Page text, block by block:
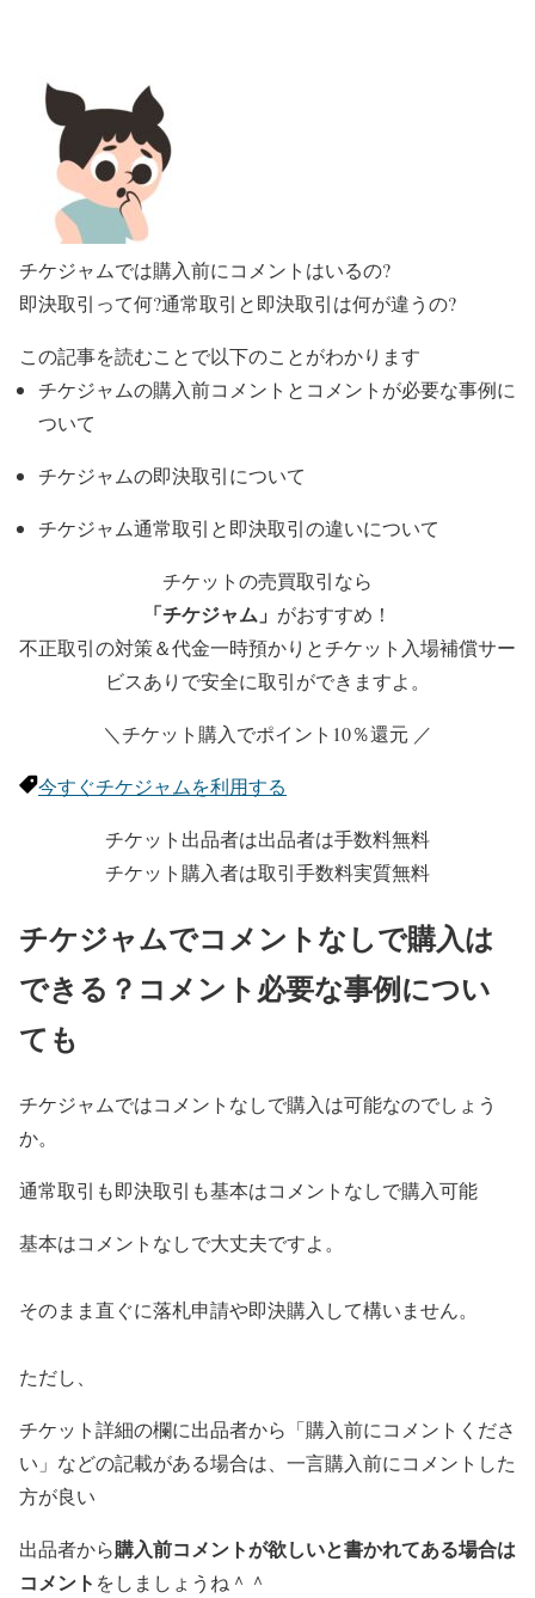
チケジャムでは購入前にコメントはいるの?
即決取引って何?通常取引と即決取引は何が違うの?
この記事を読むことで以下のことがわかります
チケジャムの購入前コメントとコメントが必要な事例に
ついて
チケジャムの即決取引について
チケジャム通常取引と即決取引の違いについて
チケットの売買取引なら
「チケジャム」 がおすすめ！
不正取引の対策＆代金一時預かりとチケット入場補償サー
ビスありで安全に取引ができますよ。
＼チケット購入でポイント10％還元 ／
今すぐチケジャムを利用する
チケット出品者は出品者は手数料無料
チケット購入者は取引手数料実質無料
チケジャムでコメントなしで購入は
できる？コメント必要な事例につい
ても
チケジャムではコメントなしで購入は可能なのでしょう
か。
通常取引も即決取引も基本はコメントなしで購入可能
基本はコメントなしで大丈夫ですよ。
そのまま直ぐに落札申請や即決購入して構いません。
ただし、
チケット詳細の欄に出品者から「購入前にコメントくださ
い」などの記載がある場合は、一言購入前にコメントした
方が良い
出品者から購入前コメントが欲しいと書かれてある場合は
コメント をしましょうね＾＾